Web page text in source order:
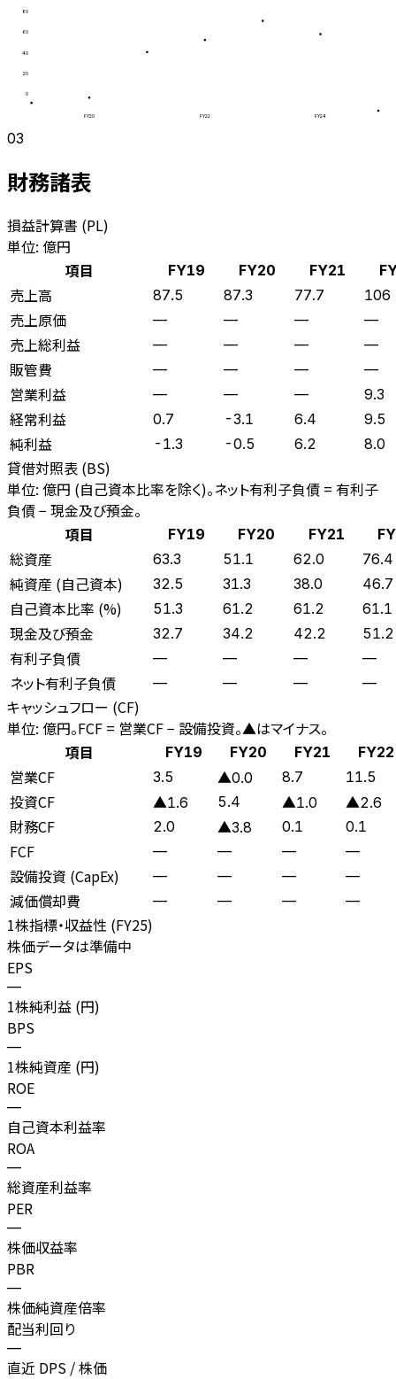
0
20
40
60
80
FY20 FY22 FY24
03
財務諸表
損益計算書 (PL)
単位: 億円
項目
FY19 FY20 FY21
売上高 87.5 87.3 77.7 106
売上原価 — — — —
売上総利益 — — — —
販管費 — — — —
営業利益 — — — 9.3
経常利益 0.7 -3.1 6.4 9.5
純利益 -1.3 -0.5 6.2 8.0
貸借対照表 (BS)
単位: 億円 (自己資本比率を除く)。ネット有利子負債 = 有利子
負債 − 現金及び預金。
項目
FY19 FY20 FY21
総資産 63.3 51.1 62.0 76.4
純資産 (自己資本) 32.5 31.3 38.0 46.7
自己資本比率 (%) 51.3 61.2 61.2 61.1
現金及び預金 32.7 34.2 42.2 51.2
有利子負債 — — — —
ネット有利子負債 — — — —
キャッシュフロー (CF)
単位: 億円。FCF = 営業CF − 設備投資。▲はマイナス。
項目
FY19 FY20 FY21 FY22
営業CF 3.5 ▲0.0 8.7 11.5
投資CF ▲1.6 5.4 ▲1.0 ▲2.6
財務CF 2.0 ▲3.8 0.1 0.1
FCF — — — —
設備投資 (CapEx) — — — —
減価償却費 — — — —
1株指標・収益性 (FY25)
株価データは準備中
EPS
—
1株純利益 (円)
BPS
—
1株純資産 (円)
ROE
—
自己資本利益率
ROA
—
総資産利益率
PER
—
株価収益率
PBR
—
株価純資産倍率
配当利回り
—
直近 DPS / 株価